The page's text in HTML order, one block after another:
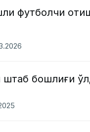
футболчи
штаб бошлиғи